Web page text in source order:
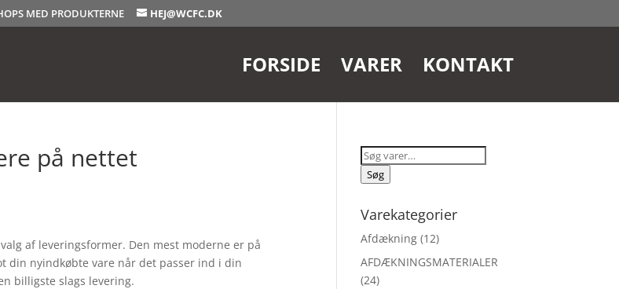
MED PRODUKTERNE HEJ@WCFC.DK
FORSIDE VARER KONTAKT
på nettet
af leveringsformer. Den mest moderne er på
din nyindkøbte vare når det passer ind i din
billigste slags levering.
Søg
efter:
Søg
Varekategorier
Afdækning (12)
AFDÆKNINGSMATERIALER
(24)